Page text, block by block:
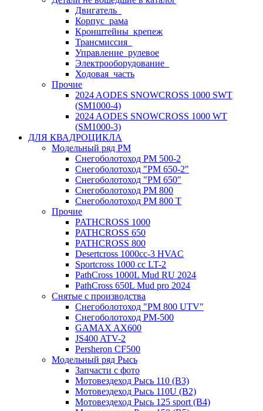
Двигатель_
Корпус_рама
Кронштейны_крепеж
Трансмиссия_
Управление_рулевое
Электрооборудование_
Ходовая_часть
Прочие
2024 AODES SNOWCROSS 1000 SWT
(SM1000-4)
2024 AODES SNOWCROSS 1000 WT
(SM1000-3)
ДЛЯ КВАДРОЦИКЛА
Модельный ряд РМ
Снегоболотоход РМ 500-2
Снегоболотоход "РМ 650-2"
Снегоболотоход "РМ 650"
Снегоболотоход РМ 800
Снегоболотоход РМ 800 Т
Прочие
PATHCROSS 1000
PATHCROSS 650
PATHCROSS 800
Desertcross 1000cc-3 HVAC
Sportcross 1000 cc LT-2
PathCross 1000L Mud RU 2024
PathCross 650L Mud pro 2024
Снятые с производства
Снегоболотоход "РМ 800 UTV"
Снегоболотоход РМ-500
GAMAX AX600
JS400 ATV-2
Persheron CF500
Модельный ряд Рысь
Запчасти с фото
Мотовездеход Рысь 110 (B3)
Мотовездеход Рысь 110U (B2)
Мотовездеход Рысь 125 sport (B4)